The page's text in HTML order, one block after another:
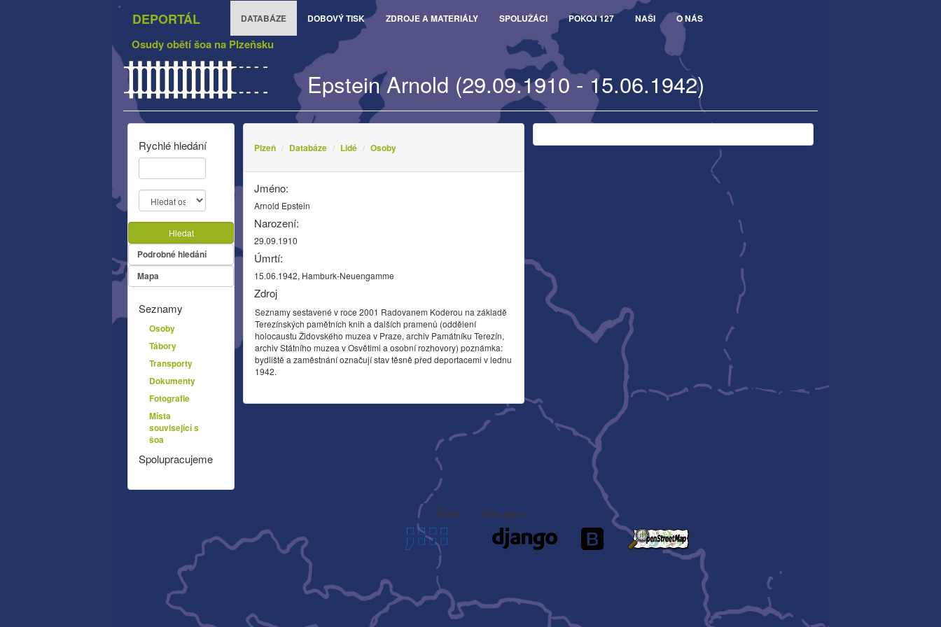
DEPORTÁL DATABÁZE DOBOVÝ TISK ZDROJE A MATERIÁLY SPOLUŽÁCI POKOJ 127 NAŠI O NÁS
Osudy obětí šoa na Plzeňsku
Epstein Arnold (29.09.1910 - 15.06.1942)
Plzeň Databáze Lidé Osoby
Jméno:
Arnold Epstein
Narození:
29.09.1910
Úmrtí:
15.06.1942, Hamburk-Neuengamme
Zdroj
Seznamy sestavené v roce 2001 Radovanem Koderou na základě
Terezínských pamětních knih a dalších pramenů (oddělení
holocaustu Židovského muzea v Praze, archiv Památníku Terezín,
archiv Státního muzea v Osvětimi a osobní rozhovory) poznámka:
bydliště a zaměstnání označují stav těsně před deportacemi v lednu
1942.
Rychlé hledání
Hledat
Podrobné hledání
Mapa
Seznamy
Osoby
Tábory
Transporty
Dokumenty
Fotografie
Místa
související s
šoa
Spolupracujeme
Autor Děkujeme